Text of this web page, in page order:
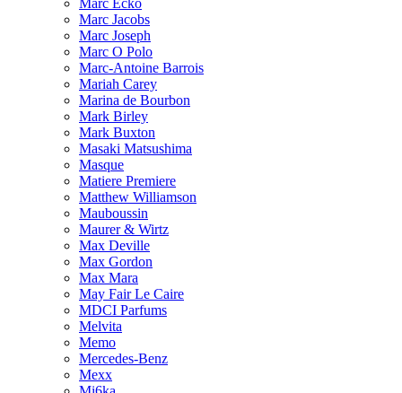
Marc Ecko
Marc Jacobs
Marc Joseph
Marc O Polo
Marc-Antoine Barrois
Mariah Carey
Marina de Bourbon
Mark Birley
Mark Buxton
Masaki Matsushima
Masque
Matiere Premiere
Matthew Williamson
Mauboussin
Maurer & Wirtz
Max Deville
Max Gordon
Max Mara
May Fair Le Caire
MDCI Parfums
Melvita
Memo
Mercedes-Benz
Mexx